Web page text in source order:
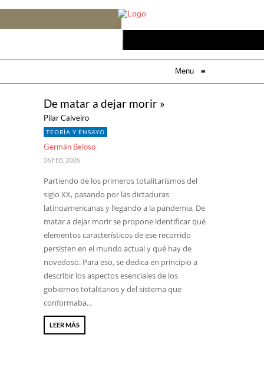
Menu ≡
De matar a dejar morir »
Pilar Calveiro
TEORÍA Y ENSAYO
Germán Beloso
26 FEB, 2026
Partiendo de los primeros totalitarismos del
siglo XX, pasando por las dictaduras
latinoamericanas y llegando a la pandemia, De
matar a dejar morir se propone identificar qué
elementos característicos de ese recorrido
persisten en el mundo actual y qué hay de
novedoso. Para eso, se dedica en principio a
describir los aspectos esenciales de los
gobiernos totalitarios y del sistema que
conformaba...
LEER MÁS